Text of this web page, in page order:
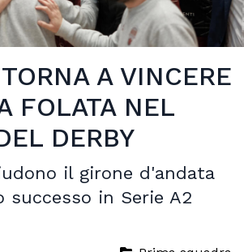
A VINCERE
FOLATA NEL
DERBY
il girone d'andata
in Serie A2